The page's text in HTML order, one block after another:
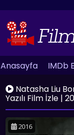
Anasayfa IMDb
Natasha Liu
Yazılı Film İzle |
2016